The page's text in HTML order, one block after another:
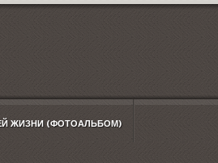
ЖИЗНИ (ФОТОАЛЬБОМ)